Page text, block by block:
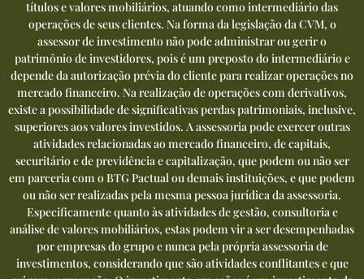
títulos e valores mobiliários, atuando como intermediário das
operações de seus clientes. Na forma da legislação da CVM, o
assessor de investimento não pode administrar ou gerir o
patrimônio de investidores, pois é um preposto do intermediário e
depende da autorização prévia do cliente para realizar operações no
mercado financeiro. Na realização de operações com derivativos,
existe a possibilidade de significativas perdas patrimoniais, inclusive,
superiores aos valores investidos. A assessoria pode exercer outras
atividades relacionadas ao mercado financeiro, de capitais,
securitário e de previdência e capitalização, que podem ou não ser
em parceria com o BTG Pactual ou demais instituições, e que podem
ou não ser realizadas pela mesma pessoa jurídica da assessoria.
Especificamente quanto às atividades de gestão, consultoria e
análise de valores mobiliários, estas podem vir a ser desempenhadas
por empresas do grupo e nunca pela própria assessoria de
investimentos, considerando que são atividades conflitantes e que